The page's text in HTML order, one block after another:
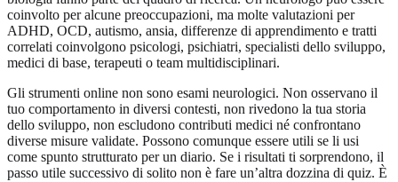
coinvolto per alcune preoccupazioni, ma molte valutazioni per
ADHD, OCD, autismo, ansia, differenze di apprendimento e tratti
correlati coinvolgono psicologi, psichiatri, specialisti dello sviluppo,
medici di base, terapeuti o team multidisciplinari.
Gli strumenti online non sono esami neurologici. Non osservano il
tuo comportamento in diversi contesti, non rivedono la tua storia
dello sviluppo, non escludono contributi medici né confrontano
diverse misure validate. Possono comunque essere utili se li usi
come spunto strutturato per un diario. Se i risultati ti sorprendono, il
passo utile successivo di solito non è fare un’altra dozzina di quiz. È